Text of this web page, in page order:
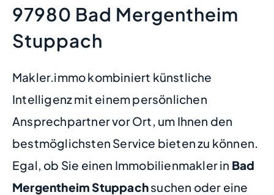
97980 Bad Mergentheim
Stuppach
Makler.immo kombiniert künstliche
Intelligenz mit einem persönlichen
Ansprechpartner vor Ort, um Ihnen den
bestmöglichsten Service bieten zu können.
Egal, ob Sie einen Immobilienmakler in Bad
Mergentheim Stuppachsuchen oder eine